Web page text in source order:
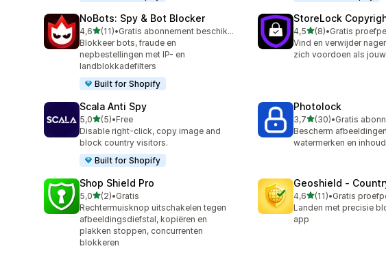
NoBots: Spy & Bot Blocker
4,6van 5 sterren
(11)
11 recensies in totaal
•
Gratis abonnement beschikbaar
Blokkeer bots, fraude en
nepbestellingen met IP- en
landblokkadefilters
Built for Shopify
StoreLock
4,5van 5 sterren
(8)
8 recensies in totaal
•
Vind en verwijder
zich voordoen als
Scala Anti Spy
5,0van 5 sterren
(5)
5 recensies in totaal
•Free
Disable right-click, copy image and
block country visitors.
Built for Shopify
Photolock
3,7van 5 sterren
(30)
30 recensies in totaal
•
Bescherm
watermerken en
Shop Shield Pro
5,0van 5 sterren
(2)
2 recensies in totaal
•Gratis
Rechtermuisknop uitschakelen tegen
afbeeldingsdiefstal, kopiëren en
plakken stoppen, concurrenten
blokkeren
Geoshield ‑
4,6van 5 sterren
(11)
11 recensies in totaal
•
Landen met precisie
app